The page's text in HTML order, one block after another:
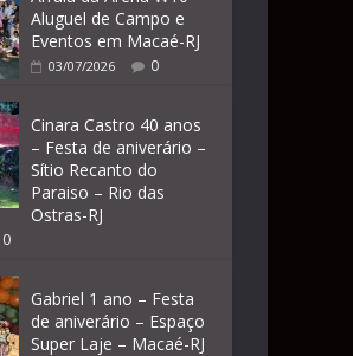
Aluguel de Campo e
Eventos em Macaé-RJ
03/07/2026 0
Cinara Castro 40 anos
– Festa de aniverário –
Sítio Recanto do
Paraiso – Rio das
Ostras-RJ
0
Gabriel 1 ano – Festa
de aniverário – Espaço
Super Laje – Macaé-RJ